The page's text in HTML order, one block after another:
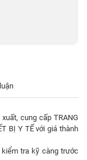
cung cấp TRANG
BỊ Y TẾ với giá thành
tra kỹ càng trước